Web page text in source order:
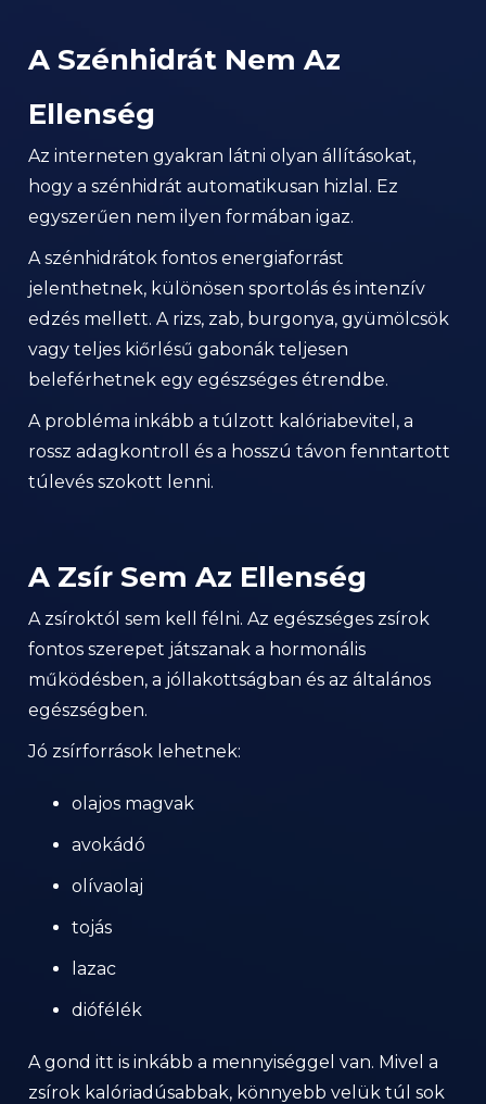
A Szénhidrát Nem Az
Ellenség
Az interneten gyakran látni olyan állításokat,
hogy a szénhidrát automatikusan hizlal. Ez
egyszerűen nem ilyen formában igaz.
A szénhidrátok fontos energiaforrást
jelenthetnek, különösen sportolás és intenzív
edzés mellett. A rizs, zab, burgonya, gyümölcsök
vagy teljes kiőrlésű gabonák teljesen
beleférhetnek egy egészséges étrendbe.
A probléma inkább a túlzott kalóriabevitel, a
rossz adagkontroll és a hosszú távon fenntartott
túlevés szokott lenni.
A Zsír Sem Az Ellenség
A zsíroktól sem kell félni. Az egészséges zsírok
fontos szerepet játszanak a hormonális
működésben, a jóllakottságban és az általános
egészségben.
Jó zsírforrások lehetnek:
olajos magvak
avokádó
olívaolaj
tojás
lazac
diófélék
A gond itt is inkább a mennyiséggel van. Mivel a
zsírok kalóriadúsabbak, könnyebb velük túl sok